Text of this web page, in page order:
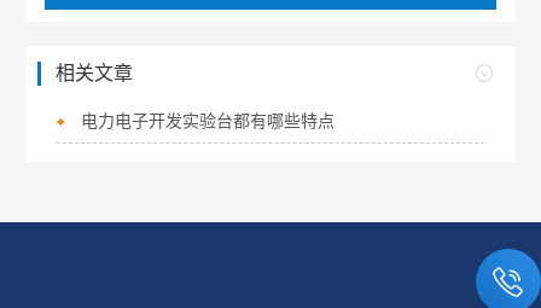
相关文章
电力电子开发实验台都有哪些特点